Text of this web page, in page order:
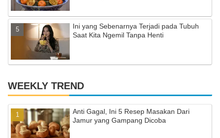
Ini yang Sebenarnya Terjadi pada Tubuh
Saat Kita Ngemil Tanpa Henti
WEEKLY TREND
Anti Gagal, Ini 5 Resep Masakan Dari
Jamur yang Gampang Dicoba